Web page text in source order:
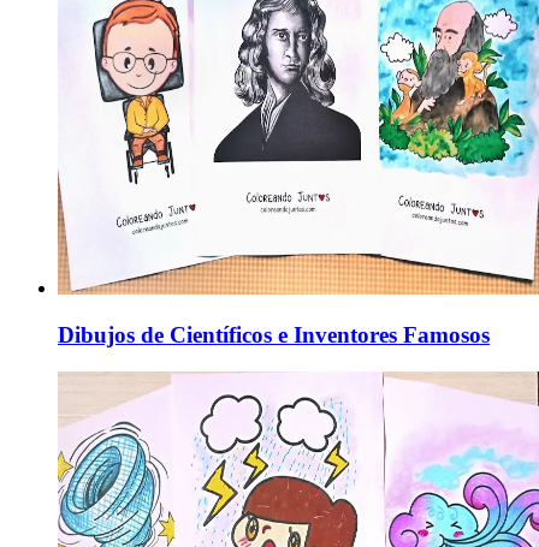
Dibujos de Científicos e Inventores Famosos